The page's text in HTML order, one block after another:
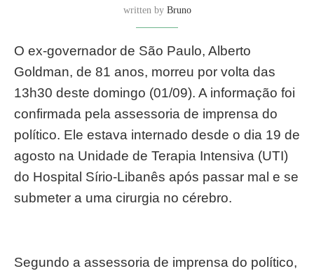
written by Bruno
O ex-governador de São Paulo, Alberto
Goldman, de 81 anos, morreu por volta das
13h30 deste domingo (01/09). A informação foi
confirmada pela assessoria de imprensa do
político. Ele estava internado desde o dia 19 de
agosto na Unidade de Terapia Intensiva (UTI)
do Hospital Sírio-Libanês após passar mal e se
submeter a uma cirurgia no cérebro.
Segundo a assessoria de imprensa do político,